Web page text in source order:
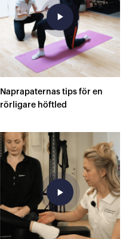
play_arrow
Naprapaternas tips för en
rörligare höftled
play_arrow